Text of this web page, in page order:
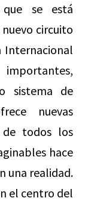
se está
circuito
Internacional
sistema de
nuevas
de todos los
hace
una realidad.
el centro del